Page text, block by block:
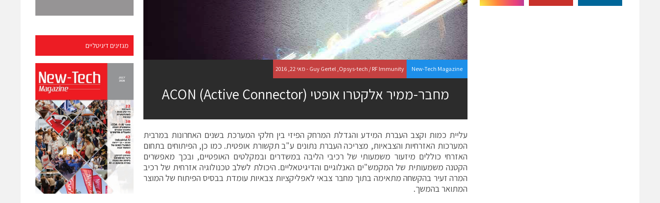
מגזינים דיגיטליים
New-Tech Magazine Guy Gertel ,Opsys-tech / RF Immunity - מאי 22, 2016
מחבר-ממיר אלקטרו אופטי ACON (Active Connector)
עליית כמות וקצב העברת המידע והגדלת המרחק הפיזי בין חלקי המערכת בשנים האחרונות במרבית
המערכות האזרחיות והצבאיות, מצריכה העברת נתונים ע"ב תקשורת אופטית. כמו כן, הפיתוחים בתחום
האזרחי כוללים מיזעור משמעותי של רכיבי הליבה במשדרים ובמקלטים האופטיים, ובכך מאפשרים
הקטנה משמעותית של המקמש"ים האנלוגיים והדיגיטאליים. היכולת לשלב טכנולוגיה אזרחית של רכיב
המרה זעיר בהקשחה מתאימה בתוך מחבר צבאי לאפליקציות צבאיות עומדת בבסיס הפיתוח של המוצר
המתואר בהמשך.